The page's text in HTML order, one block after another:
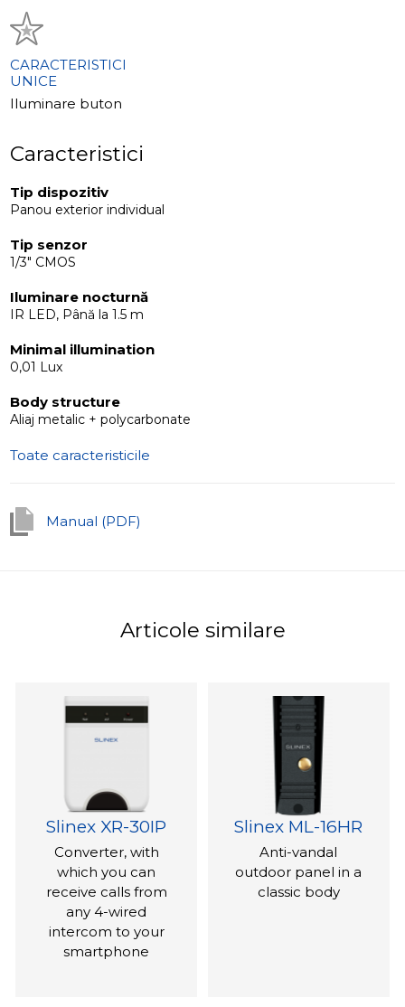
CARACTERISTICI
UNICE
Iluminare buton
Caracteristici
Tip dispozitiv
Panou exterior individual
Tip senzor
1/3" CMOS
Iluminare nocturnă
IR LED, Până la 1.5 m
Minimal illumination
0,01 Lux
Body structure
Aliaj metalic + polycarbonate
Toate caracteristicile
Manual (PDF)
Articole similare
Slinex XR-30IP
Converter, with
which you can
receive calls from
any 4-wired
intercom to your
smartphone
Slinex ML-16HR
Anti-vandal
outdoor panel in a
classic body